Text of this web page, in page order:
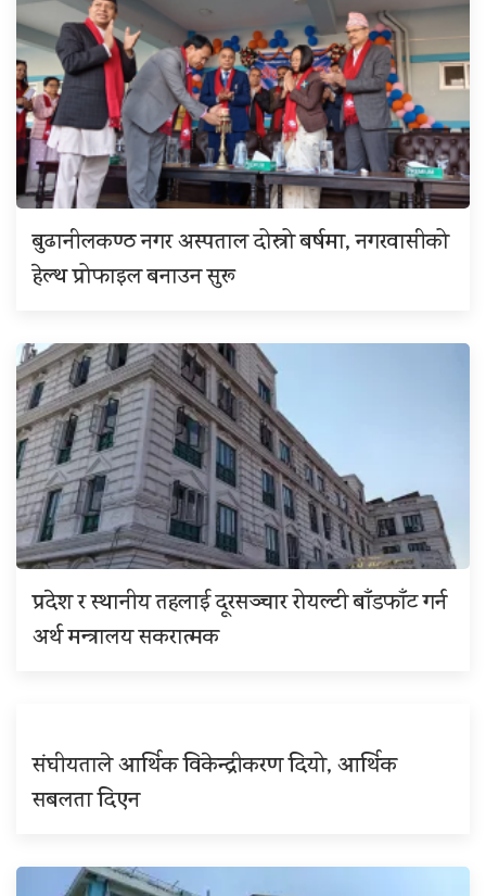
बुढानीलकण्ठ नगर अस्पताल दोस्रो बर्षमा, नगरवासीको
हेल्थ प्रोफाइल बनाउन सुरू
प्रदेश र स्थानीय तहलाई दूरसञ्चार रोयल्टी बाँडफाँट गर्न
अर्थ मन्त्रालय सकरात्मक
संघीयताले आर्थिक विकेन्द्रीकरण दियो, आर्थिक
सबलता दिएन